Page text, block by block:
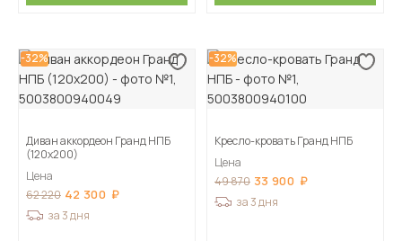
-32%
Диван аккордеон Гранд НПБ
(120х200)
Цена
62 220 42 300
за 3 дня
-32%
Кресло-кровать Гранд НПБ
Цена
49 870 33 900
за 3 дня